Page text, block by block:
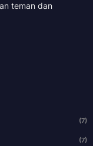
teman dan
(7)
(7)